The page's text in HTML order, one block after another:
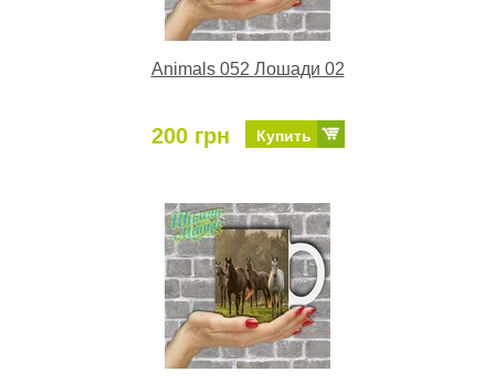
Animals 052 Лошади 02
200 грн Купить